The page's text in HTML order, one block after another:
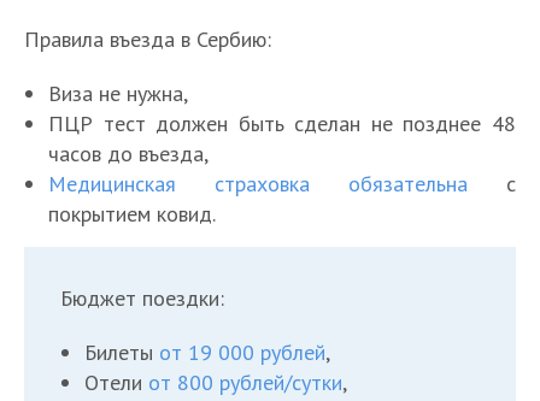
Правила въезда в Сербию:
Виза не нужна,
ПЦР тест должен быть сделан не позднее 48
часов до въезда,
Медицинская страховка обязательна с
покрытием ковид.
Бюджет поездки:
Билеты от 19 000 рублей,
Отели от 800 рублей/сутки,